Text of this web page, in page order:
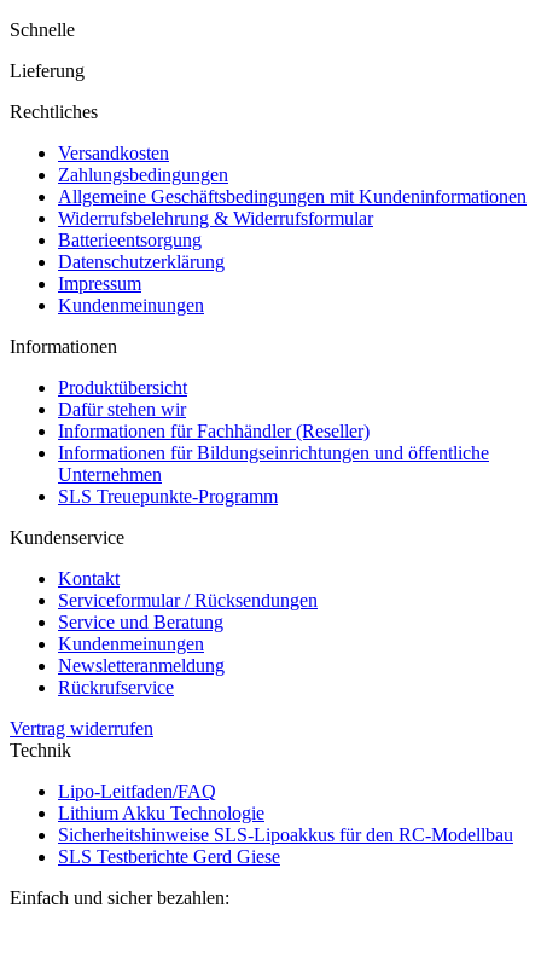
Schnelle
Lieferung
Rechtliches
Versandkosten
Zahlungsbedingungen
Allgemeine Geschäftsbedingungen mit Kundeninformationen
Widerrufsbelehrung & Widerrufsformular
Batterieentsorgung
Datenschutzerklärung
Impressum
Kundenmeinungen
Informationen
Produktübersicht
Dafür stehen wir
Informationen für Fachhändler (Reseller)
Informationen für Bildungseinrichtungen und öffentliche
Unternehmen
SLS Treuepunkte-Programm
Kundenservice
Kontakt
Serviceformular / Rücksendungen
Service und Beratung
Kundenmeinungen
Newsletteranmeldung
Rückrufservice
Vertrag widerrufen
Technik
Lipo-Leitfaden/FAQ
Lithium Akku Technologie
Sicherheitshinweise SLS-Lipoakkus für den RC-Modellbau
SLS Testberichte Gerd Giese
Einfach und sicher bezahlen: